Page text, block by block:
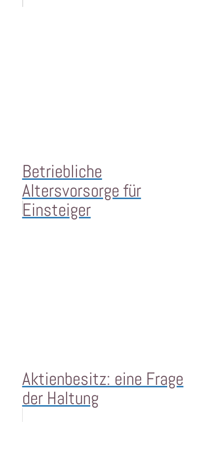
Betriebliche
Altersvorsorge für
Einsteiger
Aktienbesitz: eine Frage
der Haltung